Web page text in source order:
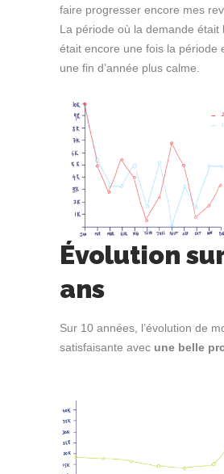
faire progresser encore mes
La période où la demande était
était encore une fois la période
une fin d’année plus calme.
Évolution
ans
Sur 10 années, l’évolution de
satisfaisante avec une belle